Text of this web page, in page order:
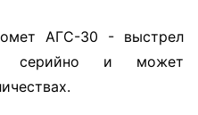
АГС-30 - выстрел
серийно и может